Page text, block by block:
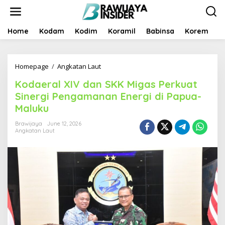
t
Home Kodam Kodim Koramil Babinsa Korem
Homepage / Angkatan Laut
d
a
e
V
d
a
n
S
K
K
M
Kodaeral XIV dan SKK Migas Perkuat
Sinergi Pengamanan Energi di Papua-
Maluku
Brawijaya
June 12, 2026
Angkatan Laut